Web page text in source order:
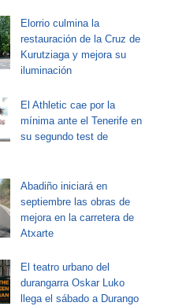
Elorrio culmina la
restauración de la Cruz de
Kurutziaga y mejora su
iluminación
El Athletic cae por la
mínima ante el Tenerife en
su segundo test de
Abadiño iniciará en
septiembre las obras de
mejora en la carretera de
Atxarte
El teatro urbano del
durangarra Oskar Luko
llega el sábado a Durango